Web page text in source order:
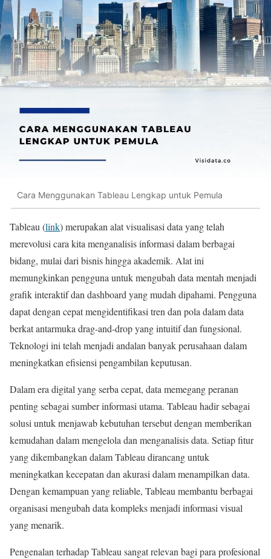
Cara Menggunakan Tableau Lengkap untuk Pemula
Tableau (link) merupakan alat visualisasi data yang telah
merevolusi cara kita menganalisis informasi dalam berbagai
bidang, mulai dari bisnis hingga akademik. Alat ini
memungkinkan pengguna untuk mengubah data mentah menjadi
grafik interaktif dan dashboard yang mudah dipahami. Pengguna
dapat dengan cepat mengidentifikasi tren dan pola dalam data
berkat antarmuka drag-and-drop yang intuitif dan fungsional.
Teknologi ini telah menjadi andalan banyak perusahaan dalam
meningkatkan efisiensi pengambilan keputusan.
Dalam era digital yang serba cepat, data memegang peranan
penting sebagai sumber informasi utama. Tableau hadir sebagai
solusi untuk menjawab kebutuhan tersebut dengan memberikan
kemudahan dalam mengelola dan menganalisis data. Setiap fitur
yang dikembangkan dalam Tableau dirancang untuk
meningkatkan kecepatan dan akurasi dalam menampilkan data.
Dengan kemampuan yang reliable, Tableau membantu berbagai
organisasi mengubah data kompleks menjadi informasi visual
yang menarik.
Pengenalan terhadap Tableau sangat relevan bagi para profesional